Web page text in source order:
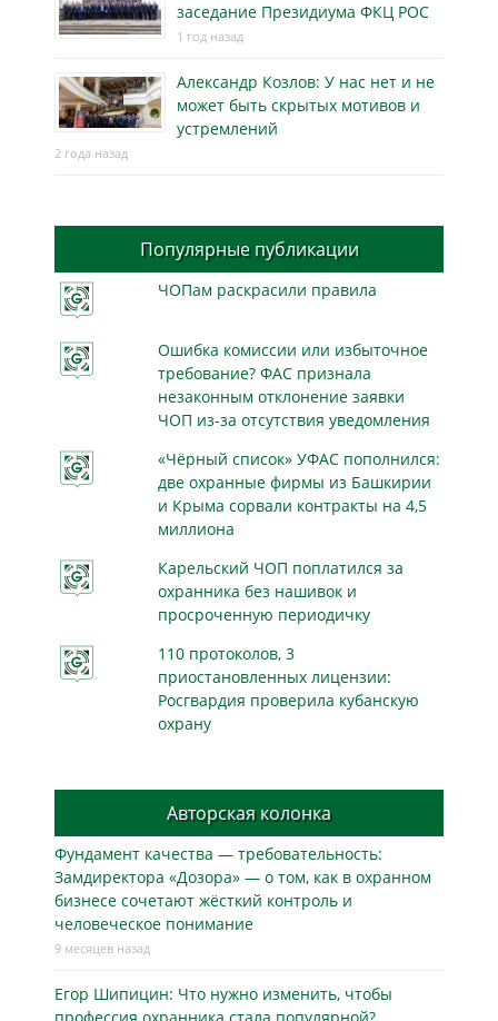
заседание Президиума ФКЦ РОС
1 год назад
Александр Козлов: У нас нет и не
может быть скрытых мотивов и
устремлений
2 года назад
Популярные публикации
ЧОПам раскрасили правила
Ошибка комиссии или избыточное
требование? ФАС признала
незаконным отклонение заявки
ЧОП из-за отсутствия уведомления
«Чёрный список» УФАС пополнился:
две охранные фирмы из Башкирии
и Крыма сорвали контракты на 4,5
миллиона
Карельский ЧОП поплатился за
охранника без нашивок и
просроченную периодичку
110 протоколов, 3
приостановленных лицензии:
Росгвардия проверила кубанскую
охрану
Авторская колонка
Фундамент качества — требовательность:
Замдиректора «Дозора» — о том, как в охранном
бизнесe сочетают жёсткий контроль и
человеческое понимание
9 месяцев назад
Егор Шипицин: Что нужно изменить, чтобы